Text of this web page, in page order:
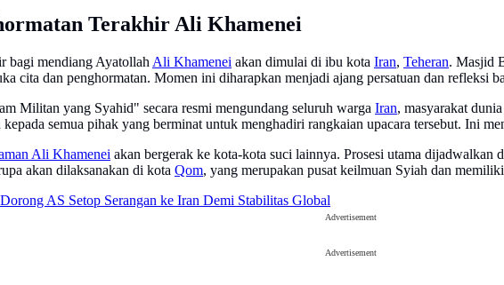
Terakhir Ali Khamenei
bagi mendiang Ayatollah Ali Khamenei akan dimulai di ibu kota Iran, Teheran. Masjid
cita dan penghormatan. Momen ini diharapkan menjadi ajang persatuan dan refleksi
Militan yang Syahid" secara resmi mengundang seluruh warga Iran, masyarakat
semua pihak yang berminat untuk menghadiri rangkaian upacara tersebut. Ini
Ali Khamenei akan bergerak ke kota-kota suci lainnya. Prosesi utama
akan dilaksanakan di kota Qom, yang merupakan pusat keilmuan Syiah dan
AS Setop Serangan ke Iran Demi Stabilitas Global
Advertisement
Advertisement